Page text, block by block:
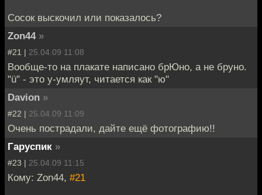
Сосок выскочил или показалось?
Zon44 »
#21 | 25.04.09 11:08
Вообще-то на плакате написано брЮно, а не бруно.
"ü" - это у-умляут, читается как "ю"
Davion »
#22 | 25.04.09 11:09
Очень пострадали, дайте ещё фотографию!!
Гаруспик »
#23 | 25.04.09 11:15
Кому: Zon44, #21